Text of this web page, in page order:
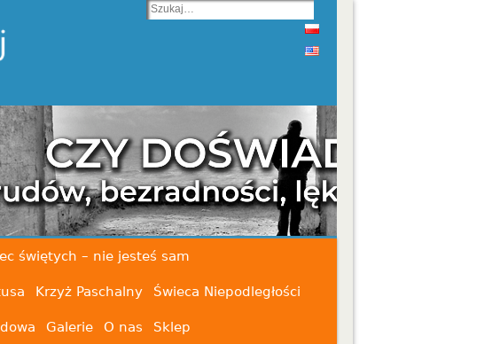
świętych – nie jesteś sam
Krzyż Paschalny Świeca Niepodległości
Galerie O nas Sklep